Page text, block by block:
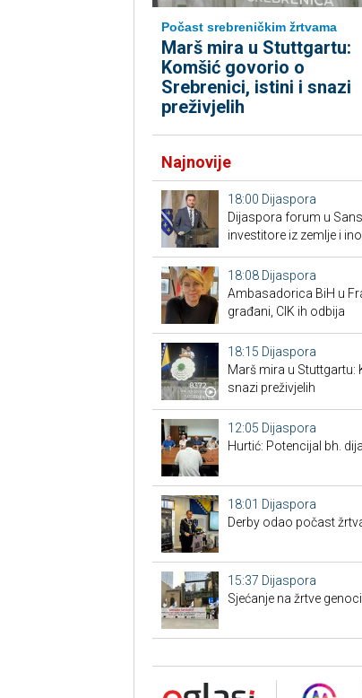
Počast srebreničkim žrtvama
Marš mira u Stuttgartu:
Komšić govorio o
Srebrenici, istini i snazi
preživjelih
Najnovije
18:00 Dijaspora
Dijaspora forum u
investitore iz zemlje i
18:08 Dijaspora
Ambasadorica BiH u
građani, CIK ih odbija
18:15 Dijaspora
Marš mira u Stuttgartu:
snazi preživjelih
12:05 Dijaspora
Hurtić: Potencijal bh.
18:01 Dijaspora
Derby odao počast
15:37 Dijaspora
Sjećanje na žrtve